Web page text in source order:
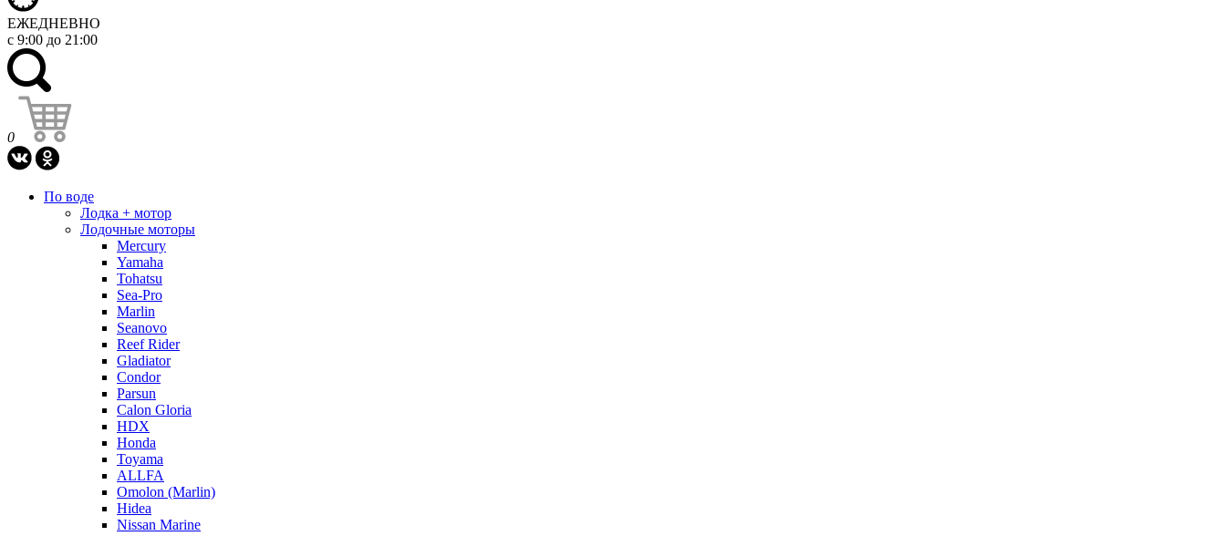
ЕЖЕДНЕВНО
с 9:00 до 21:00
0
По воде
Лодка + мотор
Лодочные моторы
Mercury
Yamaha
Tohatsu
Sea-Pro
Marlin
Seanovo
Reef Rider
Gladiator
Condor
Parsun
Calon Gloria
HDX
Honda
Toyama
ALLFA
Omolon (Marlin)
Hidea
Nissan Marine